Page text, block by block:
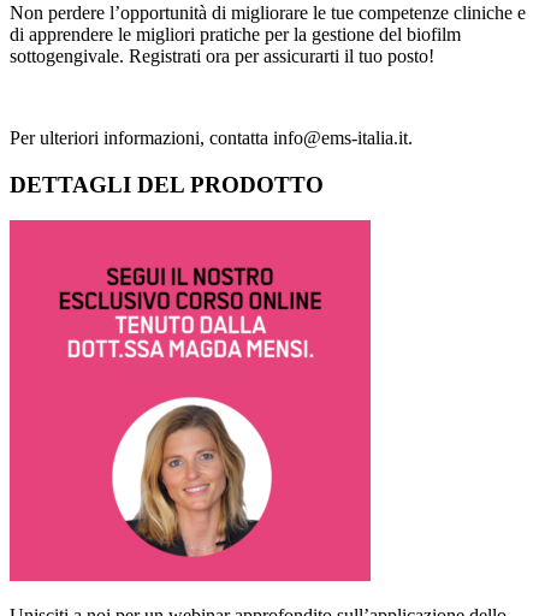
Non perdere l’opportunità di migliorare le tue competenze cliniche e
di apprendere le migliori pratiche per la gestione del biofilm
sottogengivale. Registrati ora per assicurarti il tuo posto!
Per ulteriori informazioni, contatta info@ems-italia.it.
DETTAGLI DEL PRODOTTO